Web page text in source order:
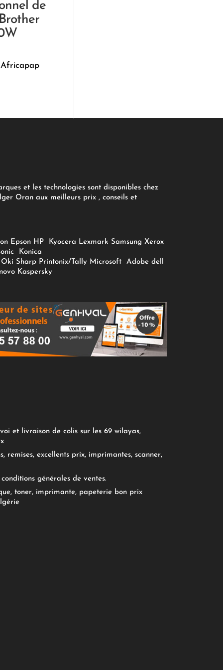
de
Africapap
et les technologies sont disponibles chez
Oran aux meilleurs prix , conseils et
Epson HP Kyocera Lexmark Samsung Xerox
Konica
Oki Sharp Printonix/Tally Microsoft Adobe dell
Kaspersky
et livraison de colis sur les 69 wilayas,
remises, excellents prix, imprimantes, scanner,
générales de ventes.
toner, imprimante, papeterie bon prix